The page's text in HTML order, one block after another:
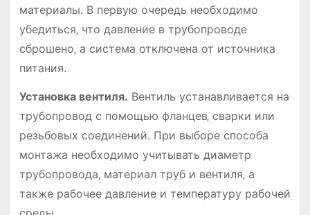
материалы. В первую очередь необходимо
убедиться‚ что давление в трубопроводе
сброшено‚ а система отключена от источника
питания.
Установка вентиля. Вентиль устанавливается на
трубопровод с помощью фланцев‚ сварки или
резьбовых соединений. При выборе способа
монтажа необходимо учитывать диаметр
трубопровода‚ материал труб и вентиля‚ а
также рабочее давление и температуру рабочей